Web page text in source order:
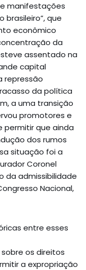
manifestações
brasileiro”, que
econômico
da
assentado na
capital
repressão
da política
a uma transição
promotores e
permitir que ainda
dos rumos
situação foi a
Coronel
da admissibilidade
Nacional,
entre esses
os direitos
a expropriação